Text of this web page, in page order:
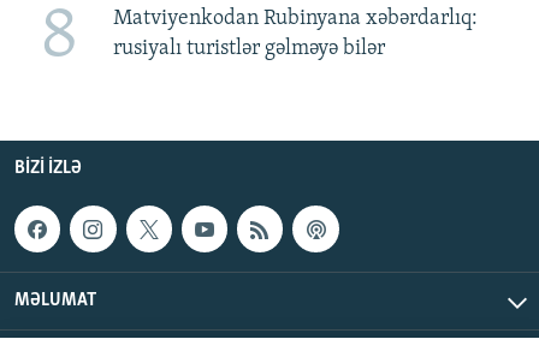
8
Matviyenkodan Rubinyana xəbərdarlıq:
rusiyalı turistlər gəlməyə bilər
BIZI IZLƏ
MƏLUMAT